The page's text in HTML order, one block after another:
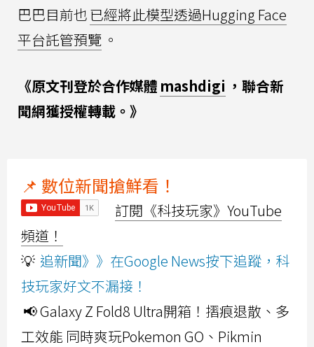
巴巴目前也已經將此模型透過Hugging Face
平台託管預覽 。
《原文刊登於合作媒體 mashdigi ，聯合新
聞網獲授權轉載。》
📌 數位新聞搶鮮看！
訂閱《科技玩家》YouTube
頻道！
💡 追新聞》》在Google News按下追蹤，科
技玩家好文不漏接！
📢 Galaxy Z Fold8 Ultra開箱！摺痕退散、多
工效能 同時爽玩Pokemon GO、Pikmin